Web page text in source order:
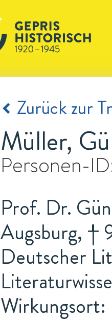
Zurück zur
Müller,
Personen-
Prof. Dr.
Augsburg, †
Deutscher
Wirkungsort: